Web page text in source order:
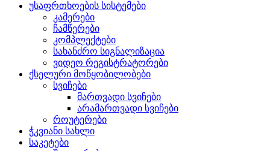
უსაფრთხოების სისტემები
კამერები
ჩამწერები
კომპლექტები
სახანძრო სიგნალიზაცია
ვიდეო რეგისტრატორები
ქსელური მოწყობილობები
სვიჩები
მართვადი სვიჩები
არამართვადი სვიჩები
როუტერები
ჭკვიანი სახლი
საკეტები